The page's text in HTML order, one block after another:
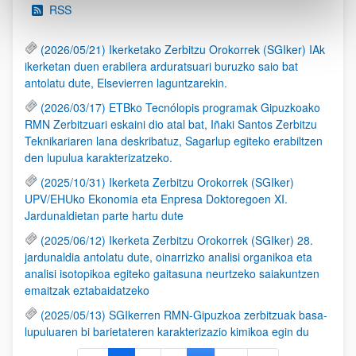
RSS
(2026/05/21) Ikerketako Zerbitzu Orokorrek (SGIker) IAk
ikerketan duen erabilera arduratsuari buruzko saio bat
antolatu dute, Elsevierren laguntzarekin.
(2026/03/17) ETBko Tecnólopis programak Gipuzkoako
RMN Zerbitzuari eskaini dio atal bat, Iñaki Santos Zerbitzu
Teknikariaren lana deskribatuz, Sagarlup egiteko erabiltzen
den lupulua karakterizatzeko.
(2025/10/31) Ikerketa Zerbitzu Orokorrek (SGIker)
UPV/EHUko Ekonomia eta Enpresa Doktoregoen XI.
Jardunaldietan parte hartu dute
(2025/06/12) Ikerketa Zerbitzu Orokorrek (SGIker) 28.
jardunaldia antolatu dute, oinarrizko analisi organikoa eta
analisi isotopikoa egiteko gaitasuna neurtzeko saiakuntzen
emaitzak eztabaidatzeko
(2025/05/13) SGIkerren RMN-Gipuzkoa zerbitzuak basa-
lupuluaren bi barietateren karakterizazio kimikoa egin du